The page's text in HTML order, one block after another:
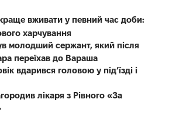
вживати у певний час доби:
харчування
молодший сержант, який після
переїхав до Вараша
вдарився головою у під’їзді і
лікаря з Рівного «За